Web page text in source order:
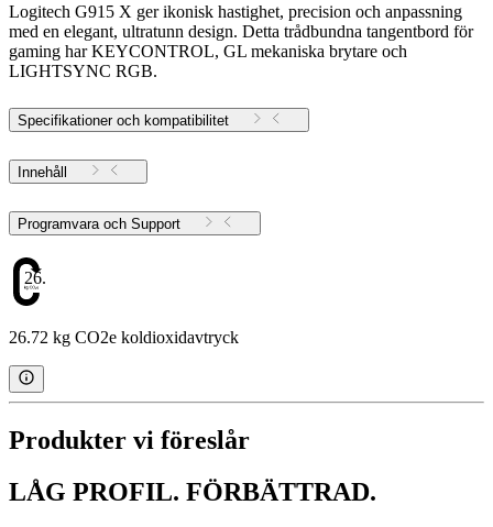
Logitech G915 X ger ikonisk hastighet, precision och anpassning
med en elegant, ultratunn design. Detta trådbundna tangentbord för
gaming har KEYCONTROL, GL mekaniska brytare och
LIGHTSYNC RGB.
Specifikationer och kompatibilitet
Innehåll
Programvara och Support
26.72
26.72 kg CO2e koldioxidavtryck
Produkter vi föreslår
LÅG PROFIL. FÖRBÄTTRAD.